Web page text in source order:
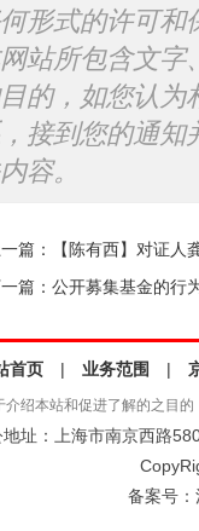
形式的许可和
站所包含文字
的，如您认为
接到您的通知
容。
一篇： 【陈有西】对证人
篇： 公开募集基金的行
首页 | 业务范围 |
绍本站和促进了解的之目
地址：上海市南京西路
备案号：